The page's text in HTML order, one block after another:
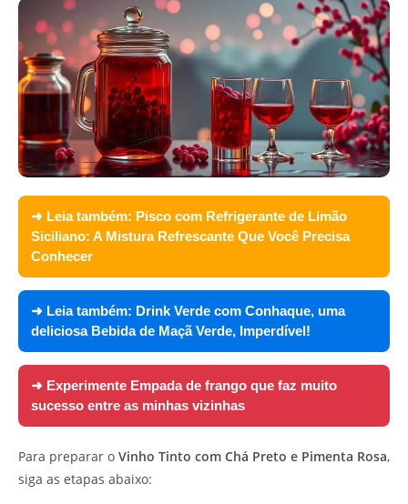
➜ Leia também: Pisco com Refrigerante de Limão
Siciliano: A Mistura Refrescante Que Você Precisa
Conhecer
➜ Leia também: Drink Verde com Conhaque, uma
deliciosa Bebida de Maçã Verde, Imperdível!
➜ Experimente Empada de frango que faz muito
sucesso entre as minhas vizinhas
Para preparar o Vinho Tinto com Chá Preto e Pimenta Rosa,
siga as etapas abaixo: